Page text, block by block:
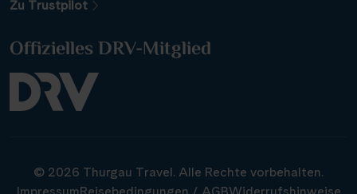
Zu Trustpilot
Offizielles DRV-Mitglied
© 2026 Thurgau Travel. Alle Rechte vorbehalten.
Reisethema
Alle Sehenswürdigkeiten
Abfahrtshafen